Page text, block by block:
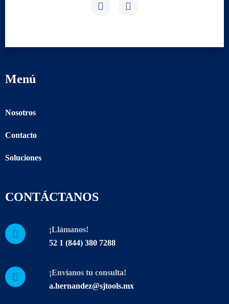
Menú
Nosotros
Contacto
Soluciones
CONTÁCTANOS
¡Llámanos!
52 1 (844) 380 7288
¡Envíanos tu consulta!
a.hernandez@sjtools.mx